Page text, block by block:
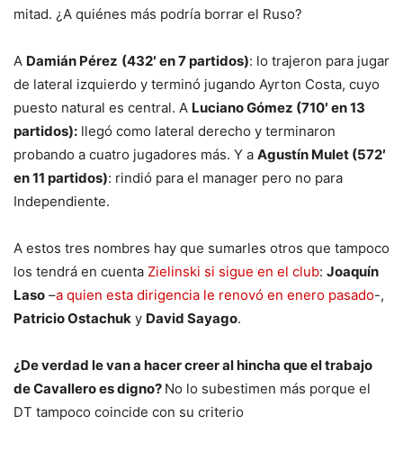
mitad. ¿A quiénes más podría borrar el Ruso?
A Damián Pérez (432′ en 7 partidos): lo trajeron para jugar
de lateral izquierdo y terminó jugando Ayrton Costa, cuyo
puesto natural es central. A Luciano Gómez (710′ en 13
partidos): llegó como lateral derecho y terminaron
probando a cuatro jugadores más. Y a Agustín Mulet (572′
en 11 partidos): rindió para el manager pero no para
Independiente.
A estos tres nombres hay que sumarles otros que tampoco
los tendrá en cuenta Zielinski si sigue en el club: Joaquín
Laso –a quien esta dirigencia le renovó en enero pasado-,
Patricio Ostachuk y David Sayago.
¿De verdad le van a hacer creer al hincha que el trabajo
de Cavallero es digno? No lo subestimen más porque el
DT tampoco coincide con su criterio